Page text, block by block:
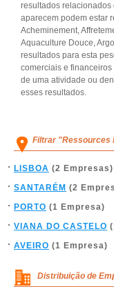
resultados relacionados
aparecem podem estar
Acheminement,
Aquaculture Douce,
resultados para esta
comerciais e
de uma atividade ou
esses resultados.
Filtrar "Ressources
LISBOA (2 Empresas)
SANTARÉM (2
PORTO (1 Empresa)
VIANA DO CASTELO
AVEIRO (1 Empresa)
Distribuição de